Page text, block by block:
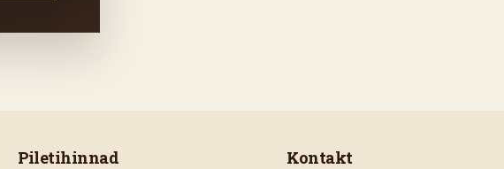
Piletihinnad Kontakt